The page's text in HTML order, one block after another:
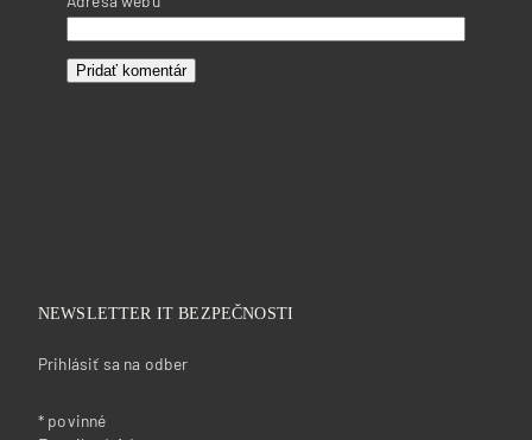
NEWSLETTER IT BEZPEČNOSTI
Prihlásiť sa na odber
* povinné